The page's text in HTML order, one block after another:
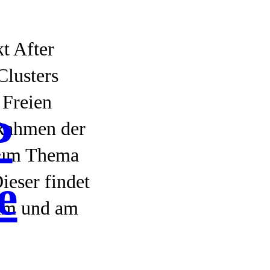
After
der
Thema
findet
und am